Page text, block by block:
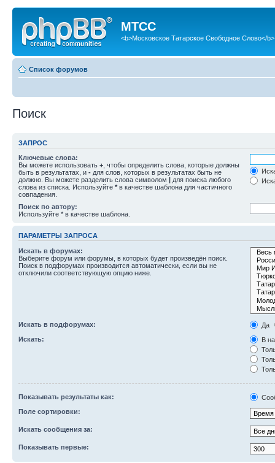
МТСС
<b>Московское Татарское Свободное Слово</b>
Список форумов
Поиск
ЗАПРОС
Ключевые слова:
Вы можете использовать + , чтобы определить слова, которые должны
быть в результатах, и - для слов, которых в результатах быть не
должно. Вы можете разделить слова символом | для поиска любого
слова из списка. Используйте * в качестве шаблона для частичного
совпадения.
Поиск по автору:
Используйте * в качестве шаблона.
ПАРАМЕТРЫ ЗАПРОСА
Искать в форумах:
Выберите форум или форумы, в которых будет произведён поиск.
Поиск в подфорумах производится автоматически, если вы не
отключили соответствующую опцию ниже.
Искать в подфорумах:
Да
Искать:
В
Показывать результаты как:
Поле сортировки:
Искать сообщения за:
Показывать первые: